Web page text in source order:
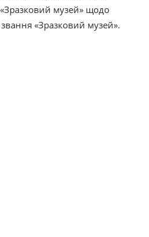
музей» щодо
«Зразковий музей».